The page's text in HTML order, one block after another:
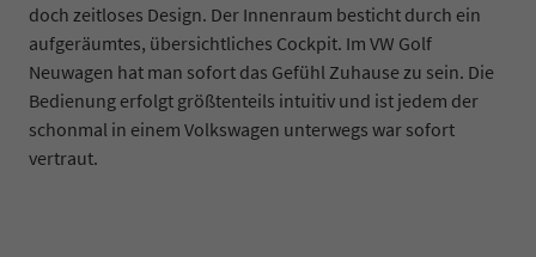
doch zeitloses Design. Der Innenraum besticht durch ein
aufgeräumtes, übersichtliches Cockpit. Im VW Golf
Neuwagen hat man sofort das Gefühl Zuhause zu sein. Die
Bedienung erfolgt größtenteils intuitiv und ist jedem der
schonmal in einem Volkswagen unterwegs war sofort
vertraut.